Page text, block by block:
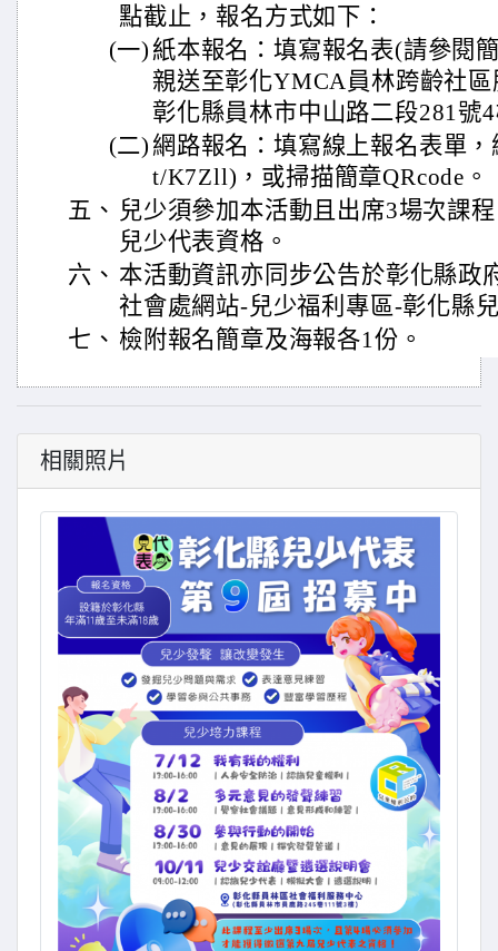
點截止，報名方式如下：
(一)紙本報名：填寫報名表(請參閱
親送至彰化YMCA員林跨齡社
彰化縣員林市中山路二段281號
(二) 網路報名：填寫線上報名表單
t/K7Zll)，或掃描簡章QRcode。
五、 兒少須參加本活動且出席3場次課
兒少代表資格。
六、 本活動資訊亦同步公告於彰化縣政
社會處網站-兒少福利專區-彰化縣
七、 檢附報名簡章及海報各1份。
相關照片